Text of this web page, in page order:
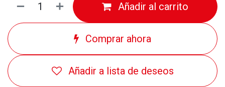
Añadir al carrito
Comprar ahora
Añadir a lista de deseos